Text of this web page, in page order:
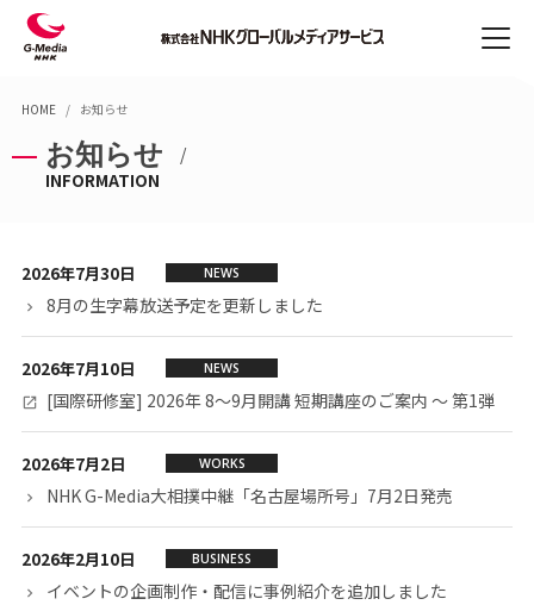
Skip
(Press
Enter)
Skip
Navigation
(Press
Enter)
NHK
務
法人
のみ
なさ
会社
紹介
メ
NHKの放送業務
ニュース制作
デジタルサービス
スポーツ中継
字幕・手話ニュース制作
国際映像コーディネーション
通訳・翻訳
法人のみなさまへ
デジタルサイネージ
HOME お知らせ
お知らせ
INFORMATION
2026年7月30日 NEWS
8月の生字幕放送予定を更新しました
2026年7月10日 NEWS
[国際研修室] 2026年 8～9月開講 短期講座のご案内 ～ 第1弾
2026年7月2日 WORKS
NHK G-Media大相撲中継「名古屋場所号」7月2日発売
2026年2月10日 BUSINESS
イベントの企画制作・配信に事例紹介を追加しました